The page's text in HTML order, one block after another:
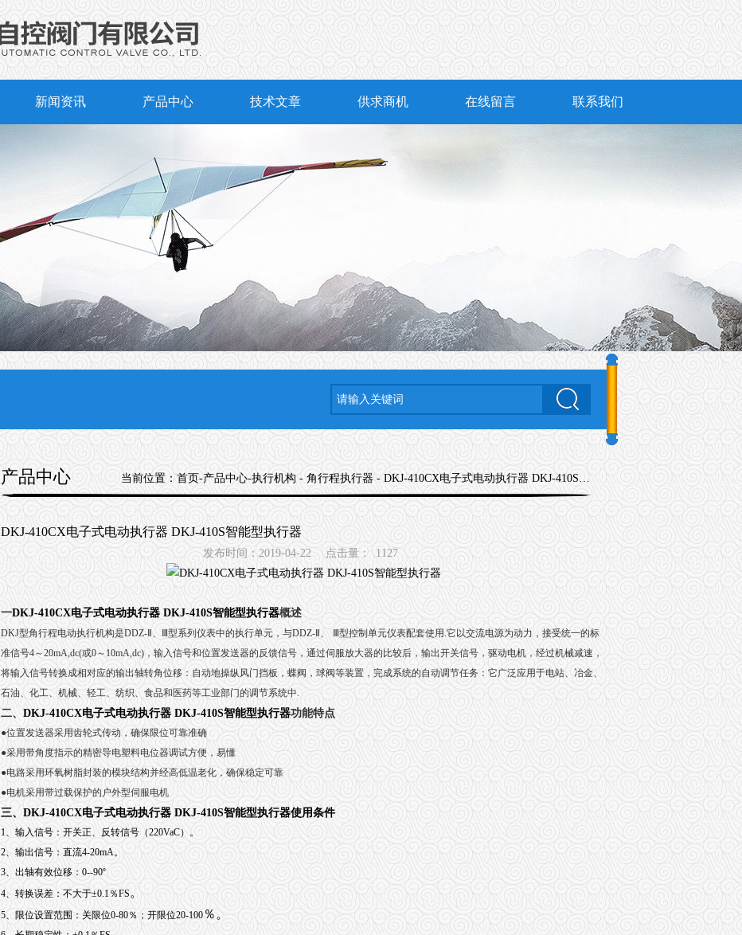
新闻资讯 产品中心 技术文章 供求商机 在线留言 联系我们
产品中心 当前位置：首页-产品中心-执行机构- 角行程执行器- DKJ-410CX电子式电动执行器 DKJ-410S智能型执行器
DKJ-410CX电子式电动执行器 DKJ-410S智能型执行器
发布时间：2019-04-22 点击量： 1127
一DKJ-410CX电子式电动执行器 DKJ-410S智能型执行器概述
DKJ型角行程电动执行机构是DDZ- 、 型系列仪表中的执行单元，与DDZ- 、 型控制单元仪表配套使用 .它以交流电源为动力，接受统一的标
准信号4～20mA,dc(或0～ 10mA,dc) ，输入信号和位置发送器的反馈信号，通过伺服放大器的比较后，输出开关信号，驱动电机，经过机械减速，
将输入信号转换成相对应的输出轴转角位移：自动地操纵风门挡板，蝶阀，球阀等装置，完成系统的自动调节任务：它广泛应用于电站、冶金、
石油、化工、机械、轻工、纺织、食品和医药等工业部门的调节系统中.
二、 DKJ-410CX电子式电动执行器 DKJ-410S智能型执行器功能特点
●位置发送器采用齿轮式传动，确保限位可靠准确
●采用带角度指示的精密导电塑料电位器调试方便，易懂
●电路采用环氧树脂封装的模块结构并经高低温老化，确保稳定可靠
●电机采用带过载保护的户外型伺服电机
三、 DKJ-410CX电子式电动执行器 DKJ-410S智能型执行器使用条件
1、输入信号：开关正、反转信号（220VaC）。
2、输出信号：直流4-20mA。
3、出轴有效位移：0--90º
4、转换误差：不大于±0.1％FS 。
5、限位设置范围：关限位0-80％；开限位20-100 ％。